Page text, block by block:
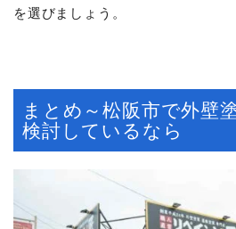
を選びましょう。
まとめ～松阪市で外壁
検討しているなら